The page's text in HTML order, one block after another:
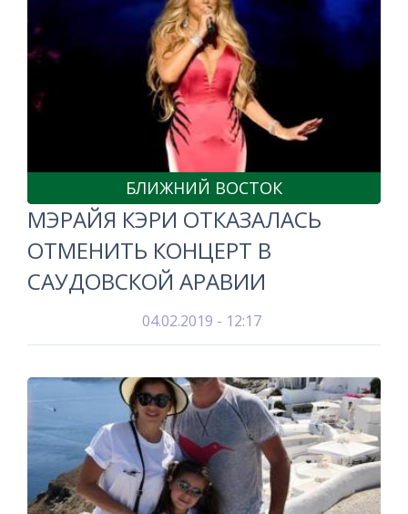
БЛИЖНИЙ ВОСТОК
МЭРАЙЯ КЭРИ ОТКАЗАЛАСЬ
ОТМЕНИТЬ КОНЦЕРТ В
САУДОВСКОЙ АРАВИИ
04.02.2019 - 12:17